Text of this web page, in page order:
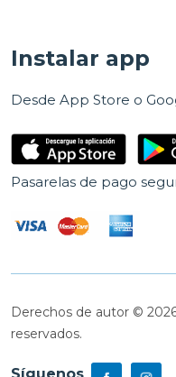
Instalar app
Desde App Store o
Pasarelas de pago
Derechos de autor ©
reservados.